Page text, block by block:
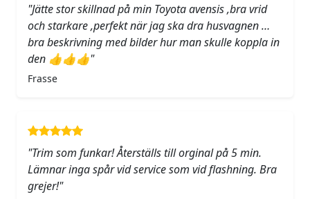
"Jätte stor skillnad på min Toyota avensis ,bra vrid
och starkare ,perfekt när jag ska dra husvagnen …
bra beskrivning med bilder hur man skulle koppla in
den 👍👍👍"
Frasse
"Trim som funkar! Återställs till orginal på 5 min.
Lämnar inga spår vid service som vid flashning. Bra
grejer!"